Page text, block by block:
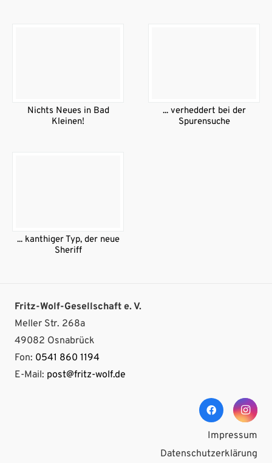
Nichts Neues in Bad
Kleinen!
... verheddert bei der
Spurensuche
... kanthiger Typ, der neue
Sheriff
Fritz-Wolf-Gesellschaft e. V.
Meller Str. 268a
49082 Osnabrück
Fon: 0541 860 1194
E-Mail: post@fritz-wolf.de
Impressum
Datenschutzerklärung